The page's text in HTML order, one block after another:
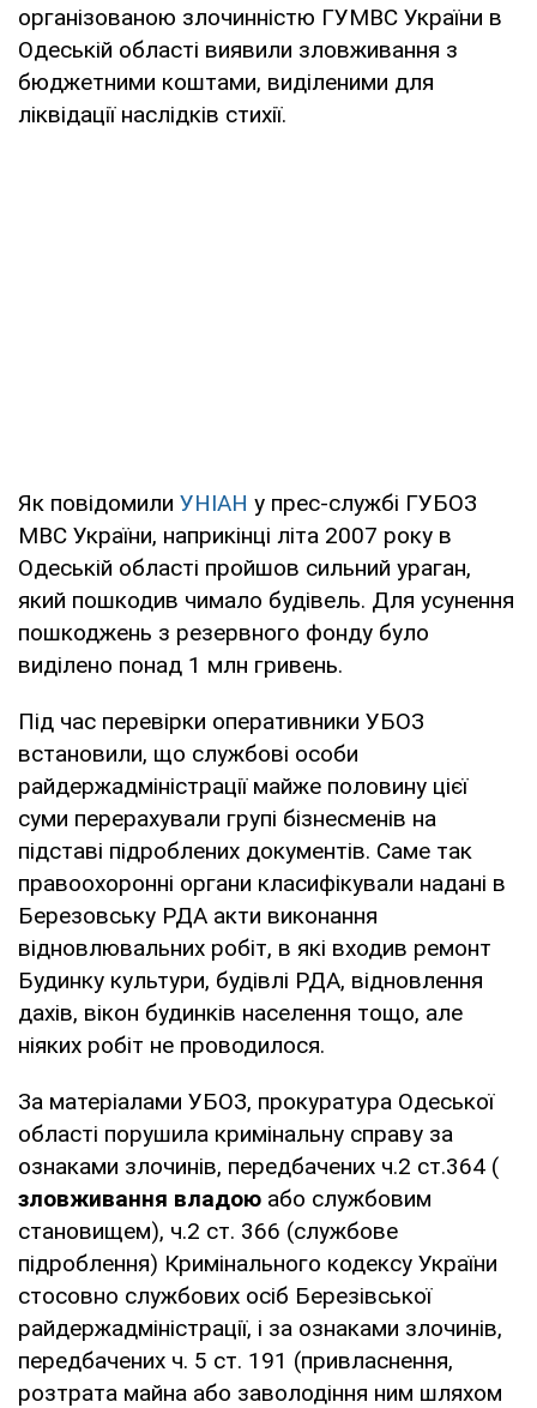
організованою злочинністю ГУМВС України в
Одеській області виявили зловживання з
бюджетними коштами, виділеними для
ліквідації наслідків стихії.
Як повідомили УНІАН у прес-службі ГУБОЗ
МВС України, наприкінці літа 2007 року в
Одеській області пройшов сильний ураган,
який пошкодив чимало будівель. Для усунення
пошкоджень з резервного фонду було
виділено понад 1 млн гривень.
Під час перевірки оперативники УБОЗ
встановили, що службові особи
райдержадміністрації майже половину цієї
суми перерахували групі бізнесменів на
підставі підроблених документів. Саме так
правоохоронні органи класифікували надані в
Березовську РДА акти виконання
відновлювальних робіт, в які входив ремонт
Будинку культури, будівлі РДА, відновлення
дахів, вікон будинків населення тощо, але
ніяких робіт не проводилося.
За матеріалами УБОЗ, прокуратура Одеської
області порушила кримінальну справу за
ознаками злочинів, передбачених ч.2 ст.364 (
зловживання владою або службовим
становищем), ч.2 ст. 366 (службове
підроблення) Кримінального кодексу України
стосовно службових осіб Березівської
райдержадміністрації, і за ознаками злочинів,
передбачених ч. 5 ст. 191 (привласнення,
розтрата майна або заволодіння ним шляхом